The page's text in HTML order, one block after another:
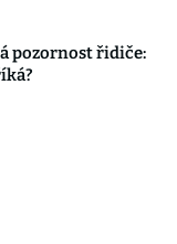
pozornost řidiče: